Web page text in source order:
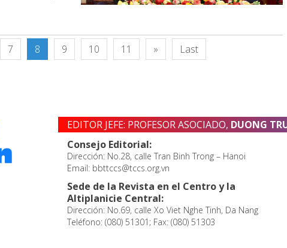
7 8 9 10 11 » Last
EDITOR JEFE: PROFESOR ASOCIADO, DUONG
Consejo Editorial:
Dirección: No.28, calle Tran Binh Trong – Hanoi
Email: bbttccs@tccs.org.vn
Sede de la Revista en el Centro y la
Altiplanicie Central:
Dirección: No.69, calle Xo Viet Nghe Tinh, Da Nang
Teléfono: (080) 51301; Fax: (080) 51303